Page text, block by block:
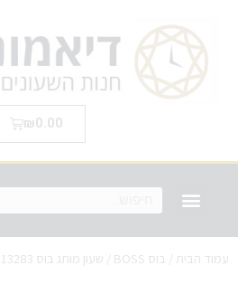
₪0.00
עמוד הבית בוס BOSS / שעון מותג בוס BOSS BO1513283